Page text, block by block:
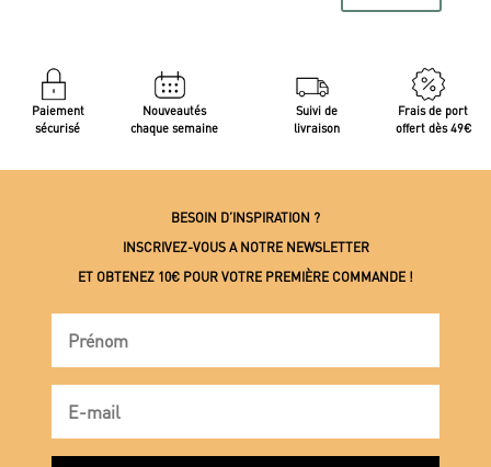
Paiement
sécurisé
Nouveautés
chaque semaine
Suivi de
livraison
Frais de port
offert dès 49€
BESOIN D’INSPIRATION ?
INSCRIVEZ-VOUS A NOTRE NEWSLETTER
ET OBTENEZ 10€ POUR VOTRE PREMIÈRE COMMANDE !